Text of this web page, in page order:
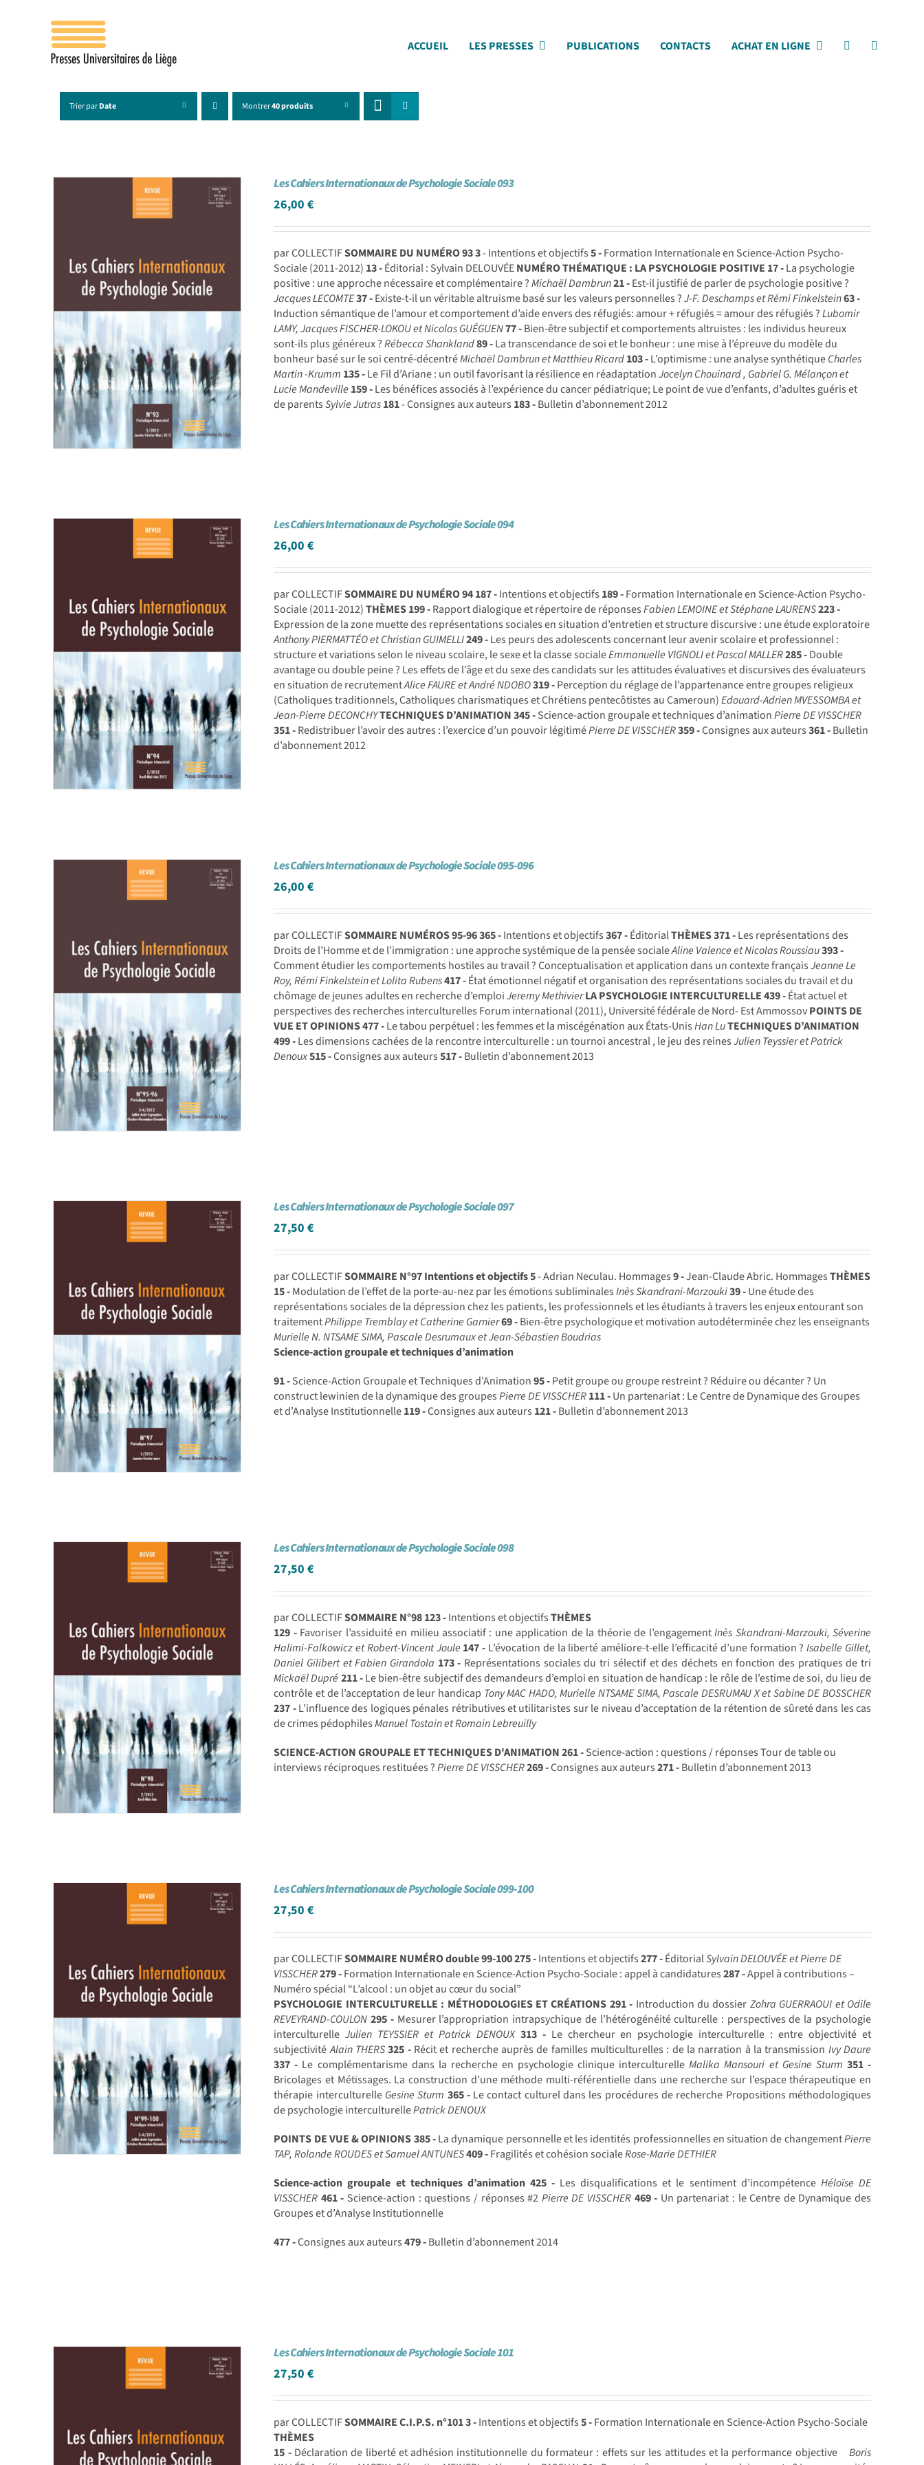
ACCUEIL LES PRESSES PUBLICATIONS CONTACTS ACHAT EN LIGNE
Trier parDate Montrer40 produits
Les Cahiers Internationaux de Psychologie Sociale 093
26,00€
par COLLECTIFSOMMAIRE DU NUMÉRO 933- Intentions et objectifs5 -Formation Internationale en Science-Action Psycho-
Sociale (2011-2012) 13 -Éditorial : Sylvain DELOUVÉENUMÉRO THÉMATIQUE : LA PSYCHOLOGIE POSITIVE 17 -La psychologie
positive : une approche nécessaire et complémentaire ?Michaël Dambrun21 -Est-il justifié de parler de psychologie positive ?
Jacques LECOMTE37 -Existe-t-il un véritable altruisme basé sur les valeurs personnelles ?J-F. Deschamps et Rémi Finkelstein63 -
Induction sémantique de l’amour et comportement d’aide envers des réfugiés: amour + réfugiés = amour des réfugiés ?Lubomir
LAMY, Jacques FISCHER-LOKOU et Nicolas GUÉGUEN77 -Bien-être subjectif et comportements altruistes : les individus heureux
sont-ils plus généreux ?Rébecca Shankland89 -La transcendance de soi et le bonheur : une mise à l’épreuve du modèle du
bonheur basé sur le soi centré-décentréMichaël Dambrun et Matthieu Ricard103 -L’optimisme : une analyse synthétiqueCharles
Martin -Krumm 135 -Le Fil d’Ariane : un outil favorisant la résilience en réadaptationJocelyn Chouinard , Gabriel G. Mélançon et
Lucie Mandeville 159 -Les bénéfices associés à l’expérience du cancer pédiatrique; Le point de vue d’enfants, d’adultes guéris et
de parentsSylvie Jutras181- Consignes aux auteurs 183 -Bulletin d’abonnement 2012
Les Cahiers Internationaux de Psychologie Sociale 094
26,00€
par COLLECTIFSOMMAIRE DU NUMÉRO 94187 -Intentions et objectifs 189 -Formation Internationale en Science-Action Psycho-
Sociale (2011-2012)THÈMES199 -Rapport dialogique et répertoire de réponsesFabien LEMOINE et Stéphane LAURENS223 -
Expression de la zone muette des représentations sociales en situation d’entretien et structure discursive : une étude exploratoire
Anthony PIERMATTÉO et Christian GUIMELLI249 -Les peurs des adolescents concernant leur avenir scolaire et professionnel :
structure et variations selon le niveau scolaire, le sexe et la classe socialeEmmanuelle VIGNOLI et Pascal MALLER285 -Double
avantage ou double peine ? Les effets de l’âge et du sexe des candidats sur les attitudes évaluatives et discursives des évaluateurs
en situation de recrutementAlice FAURE et André NDOBO319 -Perception du réglage de l’appartenance entre groupes religieux
(Catholiques traditionnels, Catholiques charismatiques et Chrétiens pentecôtistes au Cameroun)Edouard-Adrien MVESSOMBA et
Jean-Pierre DECONCHYTECHNIQUES D’ANIMATION345 -Science-action groupale et techniques d’animationPierre DE VISSCHER
351 -Redistribuer l’avoir des autres : l’exercice d’un pouvoir légitiméPierre DE VISSCHER359 -Consignes aux auteurs361 -Bulletin
d’abonnement 2012
Les Cahiers Internationaux de Psychologie Sociale 095-096
26,00€
par COLLECTIFSOMMAIRE NUMÉROS 95-96365 -Intentions et objectifs367 -ÉditorialTHÈMES371 -Les représentations des
Droits de l’Homme et de l’immigration : une approche systémique de la pensée socialeAline Valence et Nicolas Roussiau393 -
Comment étudier les comportements hostiles au travail ? Conceptualisation et application dans un contexte françaisJeanne Le
Roy, Rémi Finkelstein et Lolita Rubens417 -État émotionnel négatif et organisation des représentations sociales du travail et du
chômage de jeunes adultes en recherche d’emploiJeremy MethivierLA PSYCHOLOGIE INTERCULTURELLE439 -État actuel et
perspectives des recherches interculturelles Forum international (2011), Université fédérale de Nord- Est AmmossovPOINTS DE
VUE ET OPINIONS477 -Le tabou perpétuel : les femmes et la miscégénation aux États-UnisHan LuTECHNIQUES D’ANIMATION
499 -Les dimensions cachées de la rencontre interculturelle : un tournoi ancestral , le jeu des reinesJulien Teyssier et Patrick
Denoux515 -Consignes aux auteurs517 -Bulletin d’abonnement 2013
Les Cahiers Internationaux de Psychologie Sociale 097
27,50€
par COLLECTIFSOMMAIRE N°97Intentions et objectifs5- Adrian Neculau. Hommages9 -Jean-Claude Abric. HommagesTHÈMES
15 -Modulation de l’effet de la porte-au-nez par les émotions subliminalesInès Skandrani-Marzouki39 -Une étude des
représentations sociales de la dépression chez les patients, les professionnels et les étudiants à travers les enjeux entourant son
traitementPhilippe Tremblay et Catherine Garnier69 -Bien-être psychologique et motivation autodéterminée chez les enseignants
Murielle N. NTSAME SIMA, Pascale Desrumaux et Jean-Sébastien Boudrias
Science-action groupale et techniques d’animation
91 -Science-Action Groupale et Techniques d’Animation95 -Petit groupe ou groupe restreint ? Réduire ou décanter ? Un
construct lewinien de la dynamique des groupesPierre DE VISSCHER111 -Un partenariat : Le Centre de Dynamique des Groupes
et d’Analyse Institutionnelle119 -Consignes aux auteurs 121 -Bulletin d’abonnement 2013
Les Cahiers Internationaux de Psychologie Sociale 098
27,50€
par COLLECTIFSOMMAIRE N°98123 -Intentions et objectifsTHÈMES
129 -Favoriser l’assiduité en milieu associatif : une application de la théorie de l’engagementInès Skandrani-Marzouki, Séverine
Halimi-Falkowicz et Robert-Vincent Joule 147 - L’évocation de la liberté améliore-t-elle l’efficacité d’une formation ?Isabelle Gillet,
Daniel Gilibert et Fabien Girandola 173 - Représentations sociales du tri sélectif et des déchets en fonction des pratiques de tri
Mickaël Dupré211 -Le bien-être subjectif des demandeurs d’emploi en situation de handicap : le rôle de l’estime de soi, du lieu de
contrôle et de l’acceptation de leur handicap Tony MAC HADO, Murielle NTSAME SIMA, Pascale DESRUMAU X et Sabine DE BOSSCHER
237 -L’influence des logiques pénales rétributives et utilitaristes sur le niveau d’acceptation de la rétention de sûreté dans les cas
de crimes pédophilesManuel Tostain et Romain Lebreuilly
SCIENCE-ACTION GROUPALE ET TECHNIQUES D'ANIMATION261 -Science-action : questions / réponses Tour de table ou
interviews réciproques restituées ?Pierre DE VISSCHER269 -Consignes aux auteurs271 -Bulletin d’abonnement 2013
Les Cahiers Internationaux de Psychologie Sociale 099-100
27,50€
par COLLECTIFSOMMAIRE NUMÉRO double 99-100275 -Intentions et objectifs277 -ÉditorialSylvain DELOUVÉE et Pierre DE
VISSCHER279 -Formation Internationale en Science-Action Psycho-Sociale : appel à candidatures287 -Appel à contributions –
Numéro spécial “L’alcool : un objet au cœur du social”
PSYCHOLOGIE INTERCULTURELLE : MÉTHODOLOGIES ET CRÉATIONS 291 - Introduction du dossier Zohra GUERRAOUI et Odile
REVEYRAND-COULON 295 -Mesurer l’appropriation intrapsychique de l’hétérogénéité culturelle : perspectives de la psychologie
interculturelleJulien TEYSSIER et Patrick DENOUX 313 -Le chercheur en psychologie interculturelle : entre objectivité et
subjectivitéAlain THERS325 -Récit et recherche auprès de familles multiculturelles : de la narration à la transmission Ivy Daure
337 - Le complémentarisme dans la recherche en psychologie clinique interculturelleMalika Mansouri et Gesine Sturm 351 -
Bricolages et Métissages. La construction d’une méthode multi-référentielle dans une recherche sur l’espace thérapeutique en
thérapie interculturelle Gesine Sturm 365 -Le contact culturel dans les procédures de recherche Propositions méthodologiques
de psychologie interculturellePatrick DENOUX
POINTS DE VUE & OPINIONS385 -La dynamique personnelle et les identités professionnelles en situation de changementPierre
TAP, Rolande ROUDES et Samuel ANTUNES409 -Fragilités et cohésion socialeRose-Marie DETHIER
Science-action groupale et techniques d’animation 425 - Les disqualifications et le sentiment d’incompétence Héloïse DE
VISSCHER 461 - Science-action : questions / réponses #2 Pierre DE VISSCHER 469 - Un partenariat : le Centre de Dynamique des
Groupes et d’Analyse Institutionnelle
477 -Consignes aux auteurs479 -Bulletin d’abonnement 2014
Les Cahiers Internationaux de Psychologie Sociale 101
27,50€
par COLLECTIFSOMMAIRE C.I.P.S. n°1013 -Intentions et objectifs5 -Formation Internationale en Science-Action Psycho-Sociale
THÈMES
15 -Déclaration de liberté et adhésion institutionnelle du formateur : effets sur les attitudes et la performance objective
Boris